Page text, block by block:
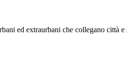
ed extraurbani che collegano città e